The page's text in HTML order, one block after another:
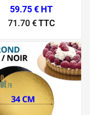
59.75 € HT
71.70 €TTC